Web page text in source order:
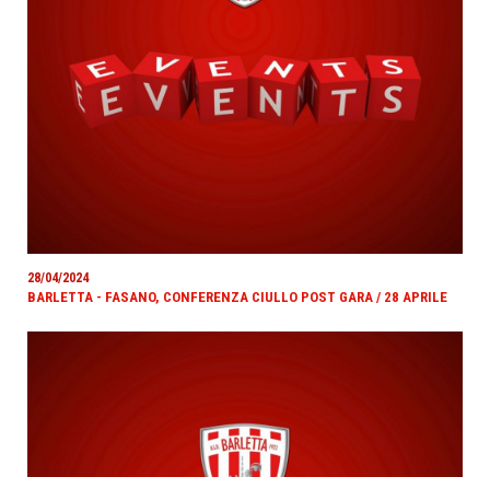
28/04/2024
BARLETTA - FASANO, CONFERENZA CIULLO POST GARA / 28 APRILE